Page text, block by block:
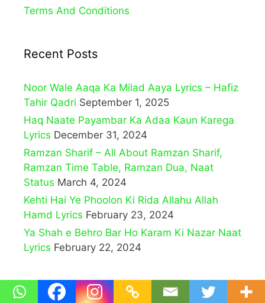
Terms And Conditions
Recent Posts
Noor Wale Aaqa Ka Milad Aaya Lyrics – Hafiz
Tahir Qadri September 1, 2025
Haq Naate Payambar Ka Adaa Kaun Karega
Lyrics December 31, 2024
Ramzan Sharif – All About Ramzan Sharif,
Ramzan Time Table, Ramzan Dua, Naat
Status March 4, 2024
Kehti Hai Ye Phoolon Ki Rida Allahu Allah
Hamd Lyrics February 23, 2024
Ya Shah e Behro Bar Ho Karam Ki Nazar Naat
Lyrics February 22, 2024